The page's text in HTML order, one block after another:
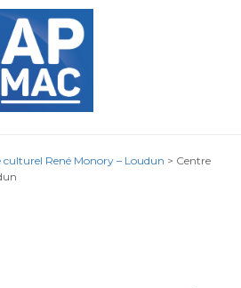
culturel René Monory – Loudun > Centre